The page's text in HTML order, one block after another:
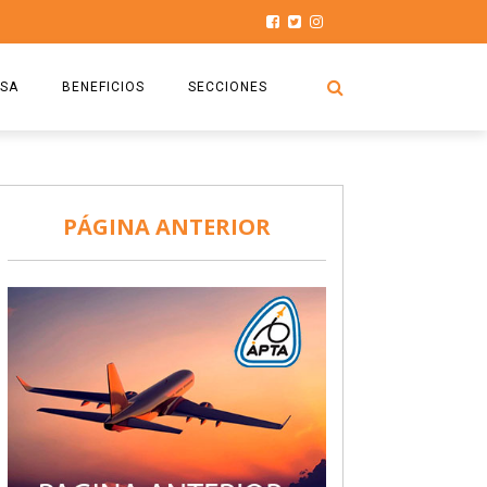
BENEFICIOS
COMISIÓN
SECCIONES
SEGURIDAD AÉREA
TURISMO Y RECREACIÓN
VIDEOS
PÁGINA ANTERIOR